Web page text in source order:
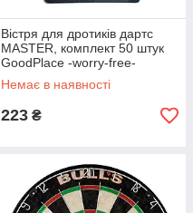
Вістря для дротиків дартс
MASTER, комплект 50 штук
GoodPlace -worry-free-
shopping-
Немає в наявності
223 ₴